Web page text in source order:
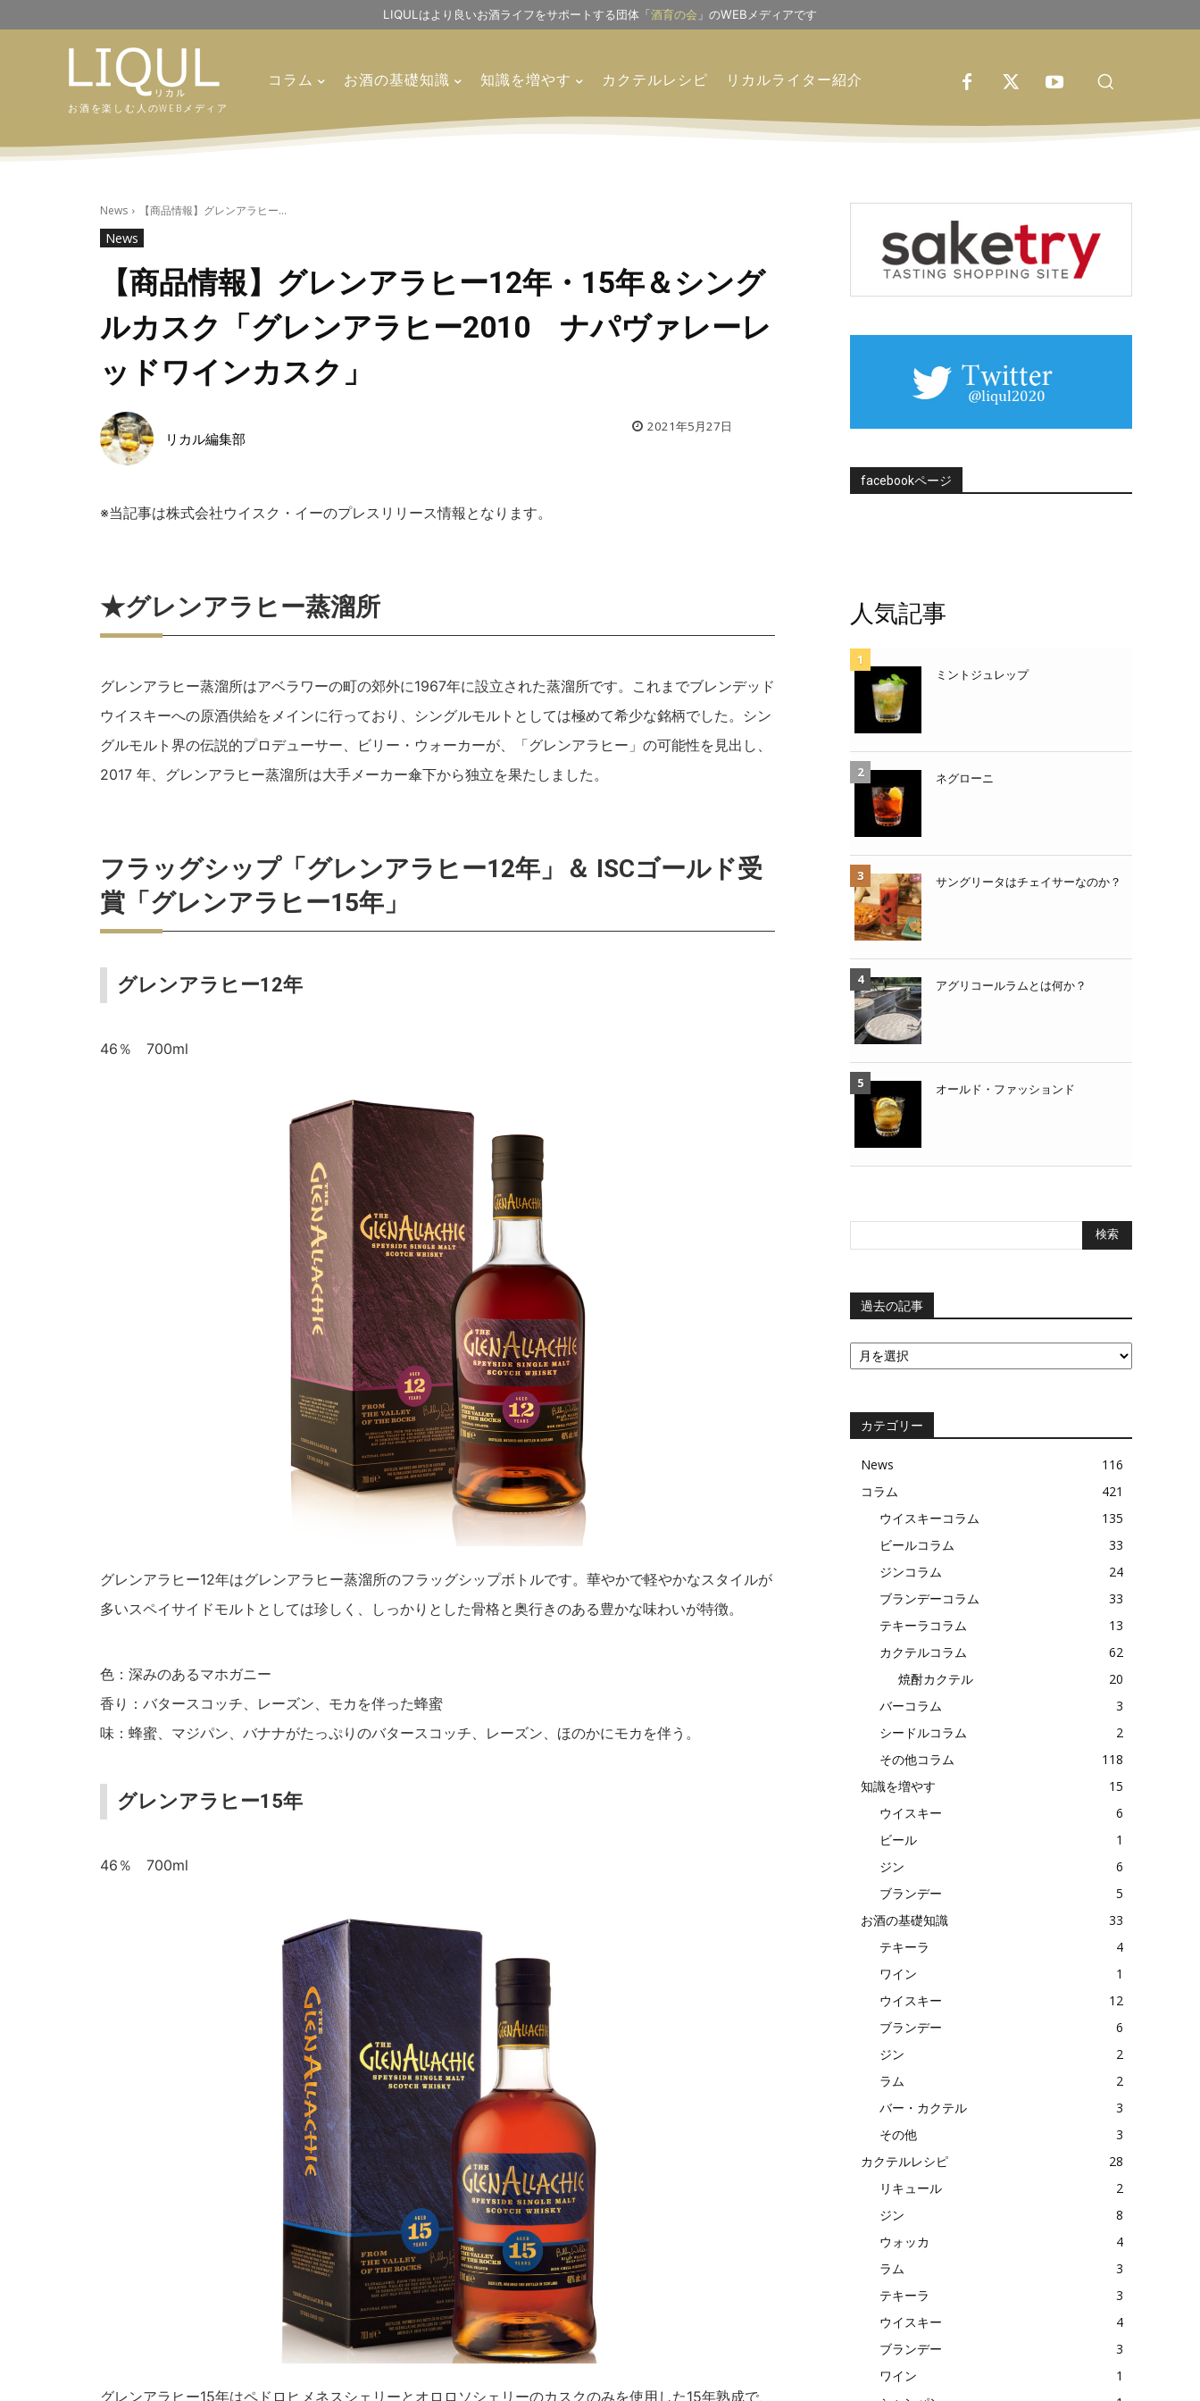
LIQULはより良いお酒ライフをサポートする団体「酒育の会 」のWEBメディアです
お酒を楽しむ人のWEBメディア
コラム お酒の基礎知識 知識を増やす カクテルレシピ リカルライター紹介
News 【商品情報】グレンアラヒー...
News
【商品情報】グレンアラヒー12年・15年＆シング
ルカスク「グレンアラヒー2010 ナパヴァレーレ
ッドワインカスク」
リカル編集部
2021年5月27日
※当記事は株式会社ウイスク・イーのプレスリリース情報となります。
★グレンアラヒー蒸溜所
グレンアラヒー蒸溜所はアベラワーの町の郊外に1967年に設立された蒸溜所です。これまでブレンデッド
ウイスキーへの原酒供給をメインに行っており、シングルモルトとしては極めて希少な銘柄でした。シン
グルモルト界の伝説的プロデューサー、ビリー・ウォーカーが、「グレンアラヒー」の可能性を見出し、
2017 年、グレンアラヒー蒸溜所は大手メーカー傘下から独立を果たしました。
フラッグシップ「グレンアラヒー12年」＆ ISCゴールド受
賞「グレンアラヒー15年」
グレンアラヒー12年
46％ 700ml
グレンアラヒー12年はグレンアラヒー蒸溜所のフラッグシップボトルです。華やかで軽やかなスタイルが
多いスペイサイドモルトとしては珍しく、しっかりとした骨格と奥行きのある豊かな味わいが特徴。
色：深みのあるマホガニー
香り：バタースコッチ、レーズン、モカを伴った蜂蜜
味：蜂蜜、マジパン、バナナがたっぷりのバタースコッチ、レーズン、ほのかにモカを伴う。
グレンアラヒー15年
46％ 700ml
グレンアラヒー15年はペドロヒメネスシェリーとオロロソシェリーのカスクのみを使用した15年熟成で、
facebookページ
人気記事
ミントジュレップ
ネグローニ
サングリータはチェイサーなのか？
アグリコールラムとは何か？
オールド・ファッションド
過去の記事
過
去
事
カテゴリー
News
116
コラム
421
ウイスキーコラム
135
ビールコラム
33
ジンコラム
24
ブランデーコラム
33
テキーラコラム
13
カクテルコラム
62
焼酎カクテル
20
バーコラム
3
シードルコラム
2
その他コラム
118
知識を増やす
15
ウイスキー
6
ビール
1
ジン
6
ブランデー
5
お酒の基礎知識
33
テキーラ
4
ワイン
1
ウイスキー
12
ブランデー
6
ジン
2
ラム
2
バー・カクテル
3
その他
3
カクテルレシピ
28
リキュール
2
ジン
8
ウォッカ
4
ラム
3
テキーラ
3
ウイスキー
4
ブランデー
3
ワイン
1